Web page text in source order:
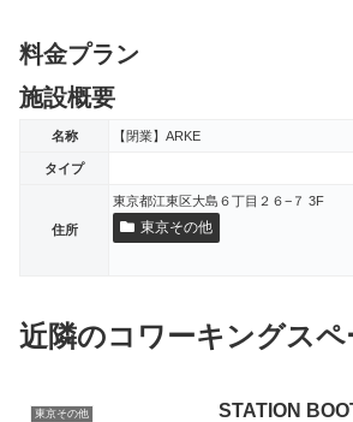
料金プラン
施設概要
名称 【閉業】ARKE
タイプ
住所
東京都江東区大島６丁目２６−７ 3F
東京その他
近隣のコワーキングスペ
東京その他
STATION